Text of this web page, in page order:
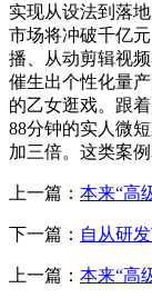
实现从设法到落
市场将冲破千亿
播、从动剪辑视
催生出个性化量
的乙女逛戏。跟
88分钟的实人微
加三倍。这类案
上一篇： 本来“高
下一篇： 自从研
上一篇： 本来“高